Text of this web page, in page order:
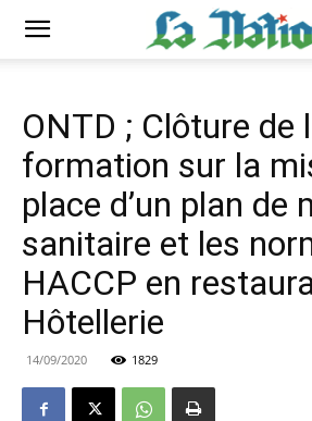
ONTD ; Clôture de
formation sur la
place d’un plan de
sanitaire et les
HACCP en
Hôtellerie
14/09/2020 1829